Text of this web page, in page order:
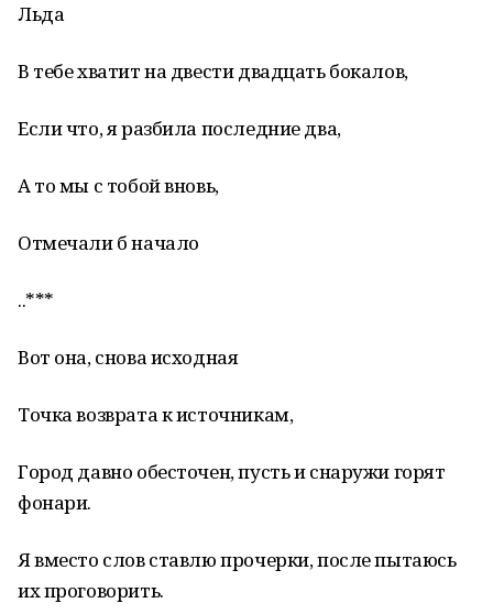
Льда
В тебе хватит на двести двадцать бокалов,
Если что, я разбила последние два,
А то мы с тобой вновь,
Отмечали б начало
..***
Вот она, снова исходная
Точка возврата к источникам,
Город давно обесточен, пусть и снаружи горят
фонари.
Я вместо слов ставлю прочерки, после пытаюсь
их проговорить.